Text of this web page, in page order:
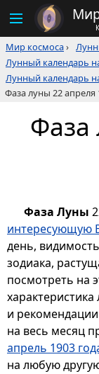
Мир космоса›
Лунный календарь
Лунный календарь
Фаза луны 22 апреля
Фаза
Фаза Луны
интересующую
день,
зодиака,
посмотреть на
и
на весь месяц
апрель 1903
на любую